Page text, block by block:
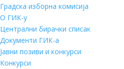
Градска изборна комисија
О ГИК-у
Централни бирачки списак
Документи ГИК-а
Јавни позиви и конкурси
Конкурси